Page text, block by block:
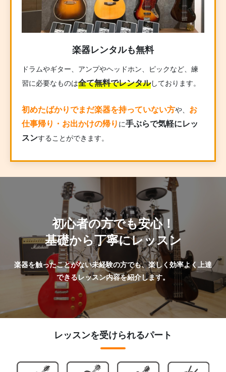
楽器レンタルも無料
ドラムやギター、アンプやヘッドホン、ピックなど、練
習に必要なものは全て無料でレンタルしております。
初めたばかりでまだ楽器を持っていない方や、 お
仕事帰り・お出かけの帰り に手ぶらで気軽にレッ
スンすることができます。
初心者の方でも安心！
基礎から丁寧にレッスン
楽器を触ったことがない未経験の方でも、楽しく効率よく上達
できるレッスン内容を紹介します。
レッスンを受けられるパート